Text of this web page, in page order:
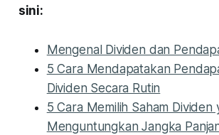
sini:
Mengenal Dividen dan
5 Cara Mendapatakan
Dividen Secara Rutin
5 Cara Memilih Saham Dividen
Menguntungkan Jangka